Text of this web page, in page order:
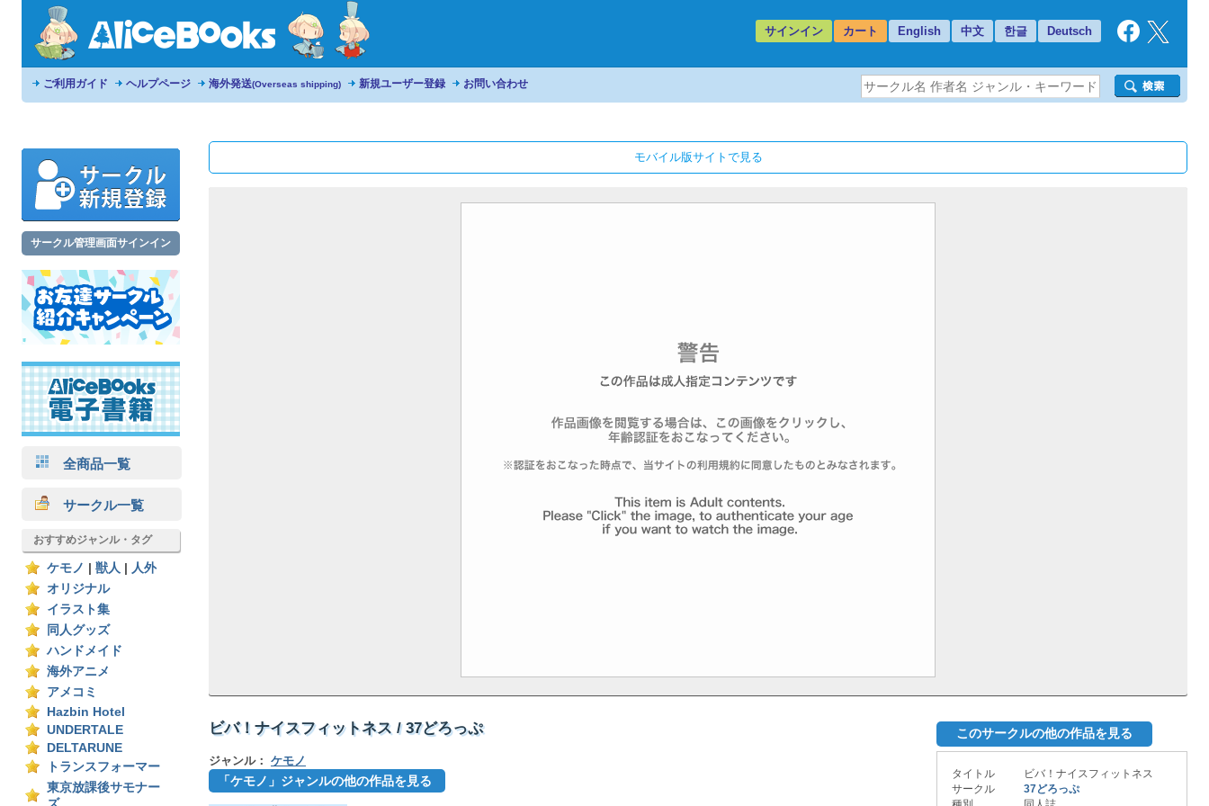
サインイン カート English 中文 한글 Deutsch
ご利用ガイド ヘルプページ 海外発送(Overseas shipping) 新規ユーザー登録 お問い合わせ
サークル管理画面サインイン
全商品一覧
サークル一覧
おすすめジャンル・タグ
ケモノ 獣人
人外
オリジナル
イラスト集
同人グッズ
ハンドメイド
海外アニメ
アメコミ
Hazbin Hotel
UNDERTALE
DELTARUNE
トランスフォーマー
東京放課後サモナー
モバイル版サイトで見る
ビバ！ナイスフィットネス / 37どろっぷ
ジャンル： ケモノ
「ケモノ」ジャンルの他の作品を見る
このサークルの他の作品を見る
タイトル
ビバ！ナイスフィットネス
サークル
37どろっぷ